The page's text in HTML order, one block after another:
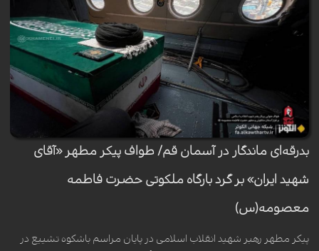
بدرقه‌ای ماندگار در آسمان قم/ طواف پیکر مطهر «آقای
شهید ایران» بر گرد بارگاه ملکوتی حضرت فاطمه
معصومه(س)
پیکر مطهر رهبر شهید انقلاب اسلامی در پایان مراسم باشکوه تشییع در